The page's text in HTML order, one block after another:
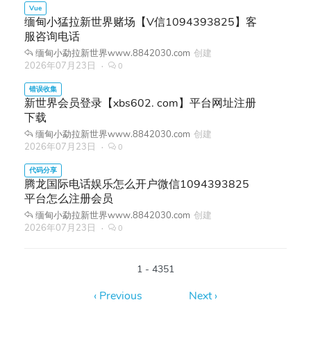
缅甸小猛拉新世界赌场【V信1094393825】客
服咨询电话
缅甸小勐拉新世界www.8842030.com 创建
2026年07月23日
0
新世界会员登录【xbs602. com】平台网址注册
下载
缅甸小勐拉新世界www.8842030.com 创建
2026年07月23日
0
腾龙国际电话娱乐怎么开户微信1094393825
平台怎么注册会员
缅甸小勐拉新世界www.8842030.com 创建
2026年07月23日
0
1 - 4351